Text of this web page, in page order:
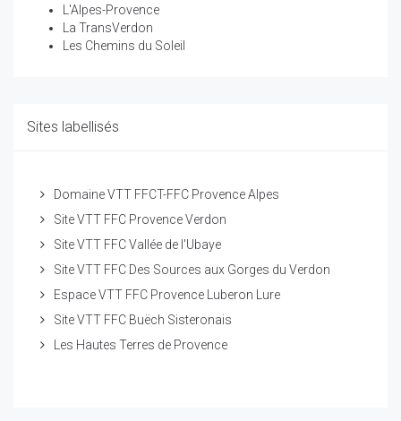
L'Alpes-Provence
La TransVerdon
Les Chemins du Soleil
Sites labellisés
Domaine VTT FFCT-FFC Provence Alpes
Site VTT FFC Provence Verdon
Site VTT FFC Vallée de l'Ubaye
Site VTT FFC Des Sources aux Gorges du Verdon
Espace VTT FFC Provence Luberon Lure
Site VTT FFC Buëch Sisteronais
Les Hautes Terres de Provence